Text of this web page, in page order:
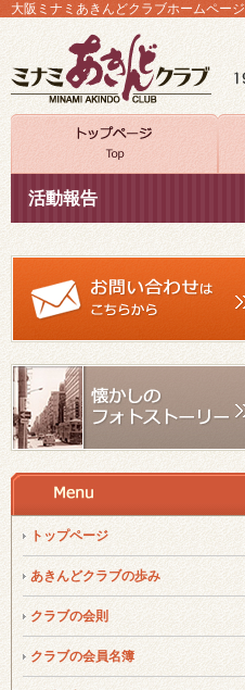
大阪ミナミあきんどクラブホームページ
活動報告
トップページ
あきんどクラブの歩み
クラブの会則
クラブの会員名簿